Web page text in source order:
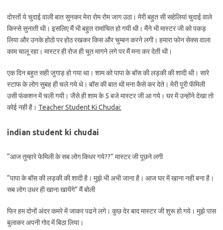
दोस्तों ये चुदाई वाली बात सुनकर मेरा रोम रोम जाग उठा। मेरी बहुत सी सहेलियां चुदाई वाले
किस्से सुनाती थी। इसलिए मैं भी बहुत रामांचित हो गयी थी। मैंने भी मास्टर जी को पकड़
लिया और उनके होठो पर होठ रखकर किस और चुम्बन करने लगी। हमारा फोन सेक्स वाला
काम चालू रहा। मास्टर ही रोज ही चूत मागने लगे पर मैं मना कर देती थी।
एक दिन बहुत सही जुगाड़ हो गया था। शाम को पापा के बॉस की लड़की की शादी थी। सारे
स्टाफ के लोग सुबह ही चले गये थे। बॉस की बात थी मना कैसे कर देते। मेरी पूरी फॅमिली
उसी फंकशन में चली गयी। जैसे ही शाम के 5 बजे मास्टर जी आ गये। घर में उन्होंने देखा तो
कोई नही है। Teacher Student Ki Chudai:
indian student ki chudai
“आज तुम्हारे फेमिली के सब लोग किधर गये??” मास्टर जी पूछने लगी
“पापा के बॉस की लड़की की शादी है। मुझे भी अभी जाना है। आज घर में खाना नही बना है।
सब लोग उधर ही खाना खायेंगे” मैं बोली
फिर हम दोनों अंदर कमरे में जाकर पढने लगे। कुछ देर बाद मास्टर जी शुरू हो गये। मुझे पास
बुलाकर अपनी गोद में बिठा लिया।